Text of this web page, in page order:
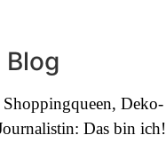
Deko-
Das bin ich!